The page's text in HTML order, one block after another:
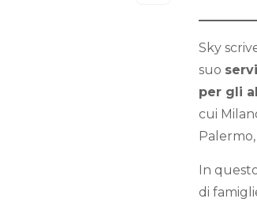
Sky
suo
per gli
cui
Palermo,
In
di